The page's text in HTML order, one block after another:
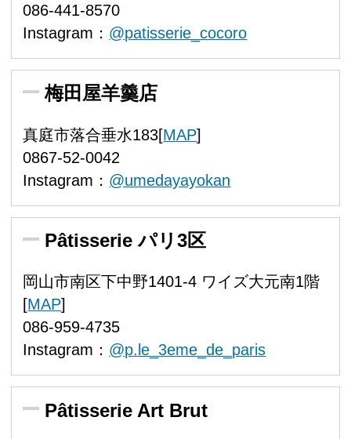
086-441-8570
Instagram： @patisserie_cocoro
梅田屋羊羹店
真庭市落合垂水183[MAP]
0867-52-0042
Instagram： @umedayayokan
Pâtisserie パリ3区
岡山市南区下中野1401-4 ワイズ大元南1階
[MAP]
086-959-4735
Instagram： @p.le_3eme_de_paris
Pâtisserie Art Brut